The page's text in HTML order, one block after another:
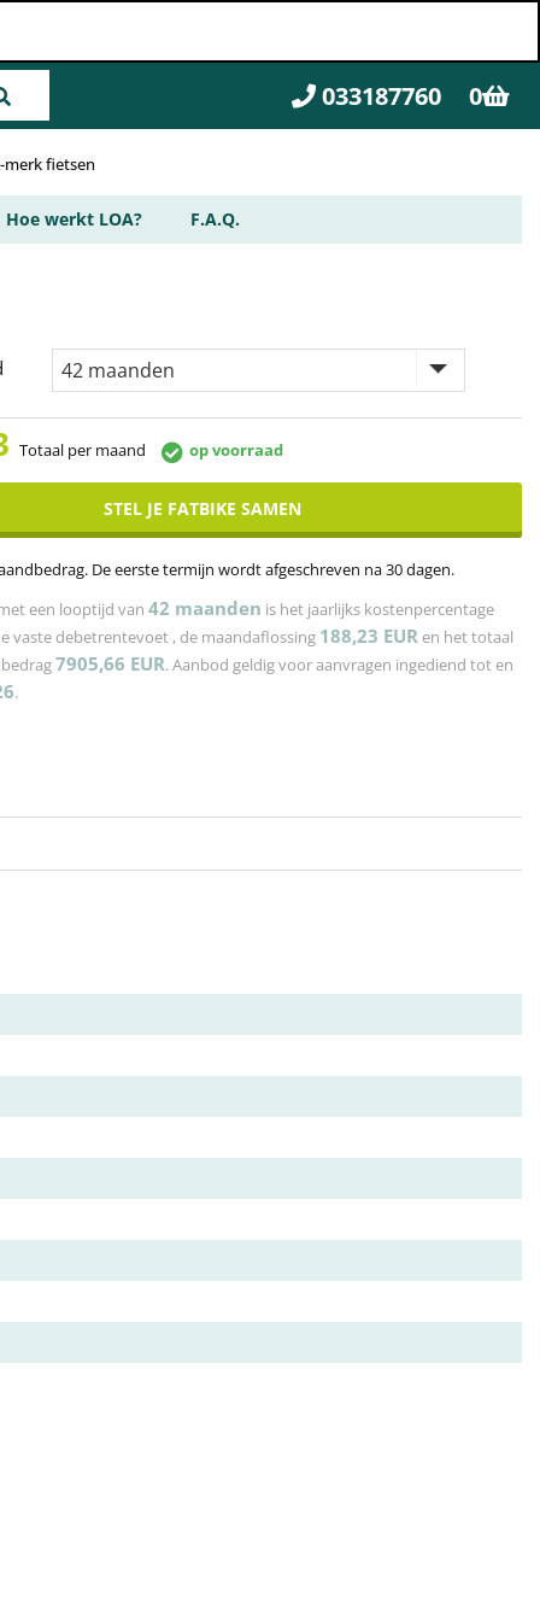
033187760 0
merk fietsen
Hoe werkt LOA? F.A.Q.
Totaal per maand op voorraad
STEL JE FATBIKE SAMEN
De eerste termijn wordt afgeschreven na 30 dagen.
een looptijd van 42 maanden is het jaarlijks kostenpercentage
vaste debetrentevoet , de maandaflossing 188,23 EURen het totaal
7905,66 EUR. Aanbod geldig voor aanvragen ingediend tot en
.